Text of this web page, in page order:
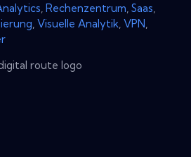
Rechenzentrum Saas
Visuelle Analytik VPN